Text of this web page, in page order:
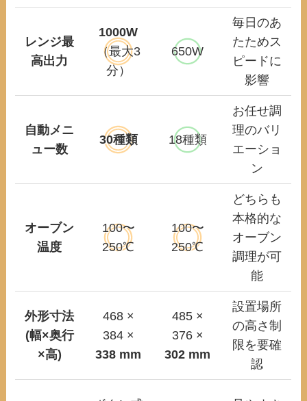
レンジ最
高出力
1000W
（最大3
分）
650W
毎日のあ
たためス
ピードに
影響
自動メニ
ュー数
30種類 18種類
お任せ調
理のバリ
エーショ
ン
オーブン
温度
100〜
250℃
100〜
250℃
どちらも
本格的な
オーブン
調理が可
能
外形寸法
(幅×奥行
×高)
468 ×
384 ×
338 mm
485 ×
376 ×
302 mm
設置場所
の高さ制
限を要確
認